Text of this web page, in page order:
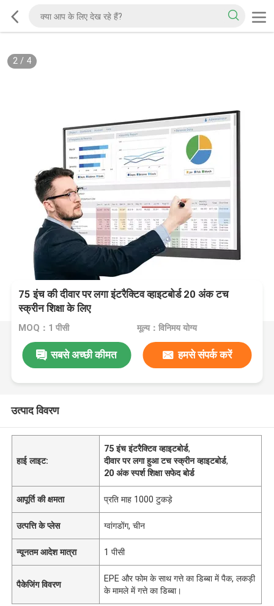
2/ 4
75 इंच की दीवार पर लगा इंटरैक्टिव व्हाइटबोर्ड 20 अंक टच
स्क्रीन शिक्षा के लिए
MOQ：1 पीसी मूल्य：विनिमय योग्य
सबसे अच्छी कीमत हमसे संपर्क करें
उत्पाद विवरण
हाई लाइट:
75 इंच इंटरैक्टिव व्हाइटबोर्ड,
दीवार पर लगा हुआ टच स्क्रीन व्हाइटबोर्ड,
20 अंक स्पर्श शिक्षा सफेद बोर्ड
आपूर्ति की क्षमता प्रति माह 1000 टुकड़े
उत्पत्ति के प्लेस ग्वांगडोंग, चीन
न्यूनतम आदेश मात्रा 1 पीसी
पैकेजिंग विवरण
EPE और फोम के साथ गत्ते का डिब्बा में पैक, लकड़ी
के मामले में गत्ते का डिब्बा।